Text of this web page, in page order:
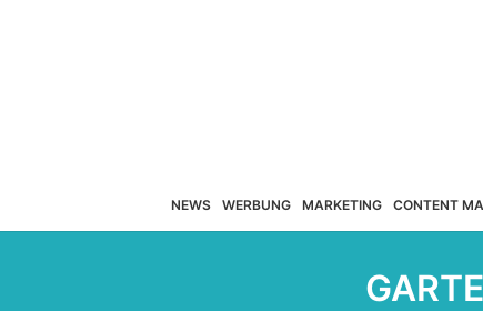
NEWS WERBUNG MARKETING CONTENT